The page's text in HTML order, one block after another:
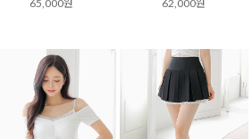
65,000원
62,000원